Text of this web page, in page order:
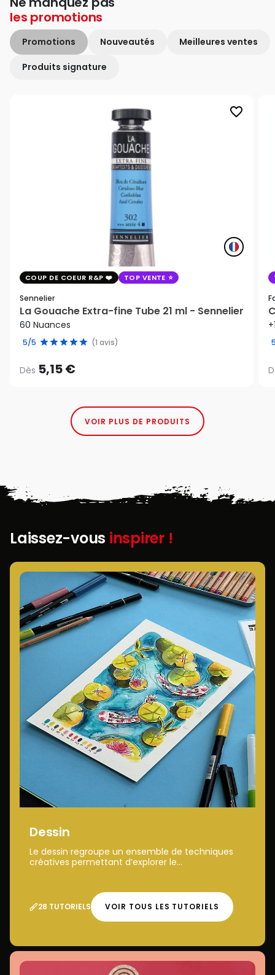
les promotions
Promotions Nouveautés Meilleures ventes
Produits signature
favorite_border
COUP DE COEUR R&P TOP VENTE
Sennelier
La Gouache Extra-fine Tube 21 ml - Sennelier
60 Nuances
5/5 (1 avis)
Dès 5,15 €
VOIR PLUS DE PRODUITS
Laissez-vous inspirer !
Dessin
Le dessin regroupe un ensemble de techniques
créatives permettant d’explorer le...
28 TUTORIELS VOIR TOUS LES TUTORIELS